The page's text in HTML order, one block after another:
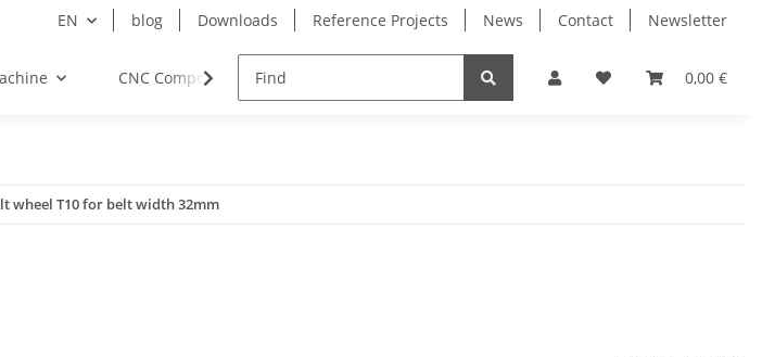
EN blog Downloads Reference Projects News Contact Newsletter
0,00 €
CNC Components Milling Spindles Bearings
wheel T10 for belt width 32mm